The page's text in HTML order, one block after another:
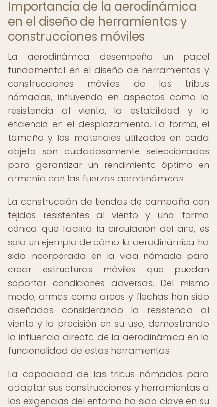
Importancia de la aerodinámica
en el diseño de herramientas y
construcciones móviles
La aerodinámica desempeña un papel
fundamental en el diseño de herramientas y
construcciones móviles de las tribus
nómadas, influyendo en aspectos como la
resistencia al viento, la estabilidad y la
eficiencia en el desplazamiento. La forma, el
tamaño y los materiales utilizados en cada
objeto son cuidadosamente seleccionados
para garantizar un rendimiento óptimo en
armonía con las fuerzas aerodinámicas.
La construcción de tiendas de campaña con
tejidos resistentes al viento y una forma
cónica que facilita la circulación del aire, es
solo un ejemplo de cómo la aerodinámica ha
sido incorporada en la vida nómada para
crear estructuras móviles que puedan
soportar condiciones adversas. Del mismo
modo, armas como arcos y flechas han sido
diseñadas considerando la resistencia al
viento y la precisión en su uso, demostrando
la influencia directa de la aerodinámica en la
funcionalidad de estas herramientas.
La capacidad de las tribus nómadas para
adaptar sus construcciones y herramientas a
las exigencias del entorno ha sido clave en su